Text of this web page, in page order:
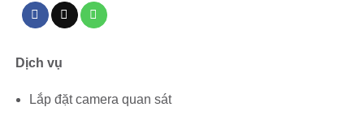
Dịch vụ
Lắp đặt camera quan sát